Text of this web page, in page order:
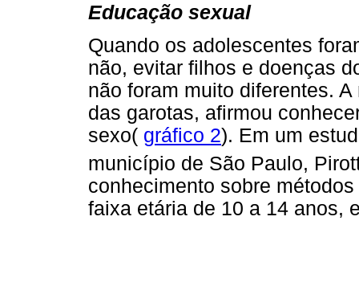
Educação sexual
Quando os adolescentes
não, evitar filhos e doenças
não foram muito diferentes.
das garotas, afirmou
sexo( gráfico 2). Em um
município de São Paulo,
conhecimento sobre
faixa etária de 10 a 14 anos,